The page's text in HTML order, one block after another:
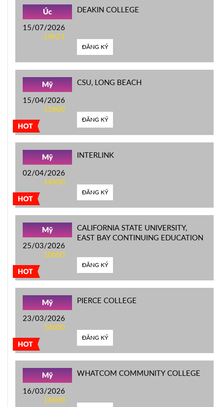
Úc
15/07/2026
14h21
DEAKIN COLLEGE
ĐĂNG KÝ
HOT
Mỹ
15/04/2026
11h00
CSU, LONG BEACH
ĐĂNG KÝ
HOT
Mỹ
02/04/2026
14h00
INTERLINK
ĐĂNG KÝ
HOT
Mỹ
25/03/2026
10h00
CALIFORNIA STATE UNIVERSITY,
EAST BAY CONTINUING EDUCATION
ĐĂNG KÝ
HOT
Mỹ
23/03/2026
14h00
PIERCE COLLEGE
ĐĂNG KÝ
Mỹ
16/03/2026
16h00
WHATCOM COMMUNITY COLLEGE